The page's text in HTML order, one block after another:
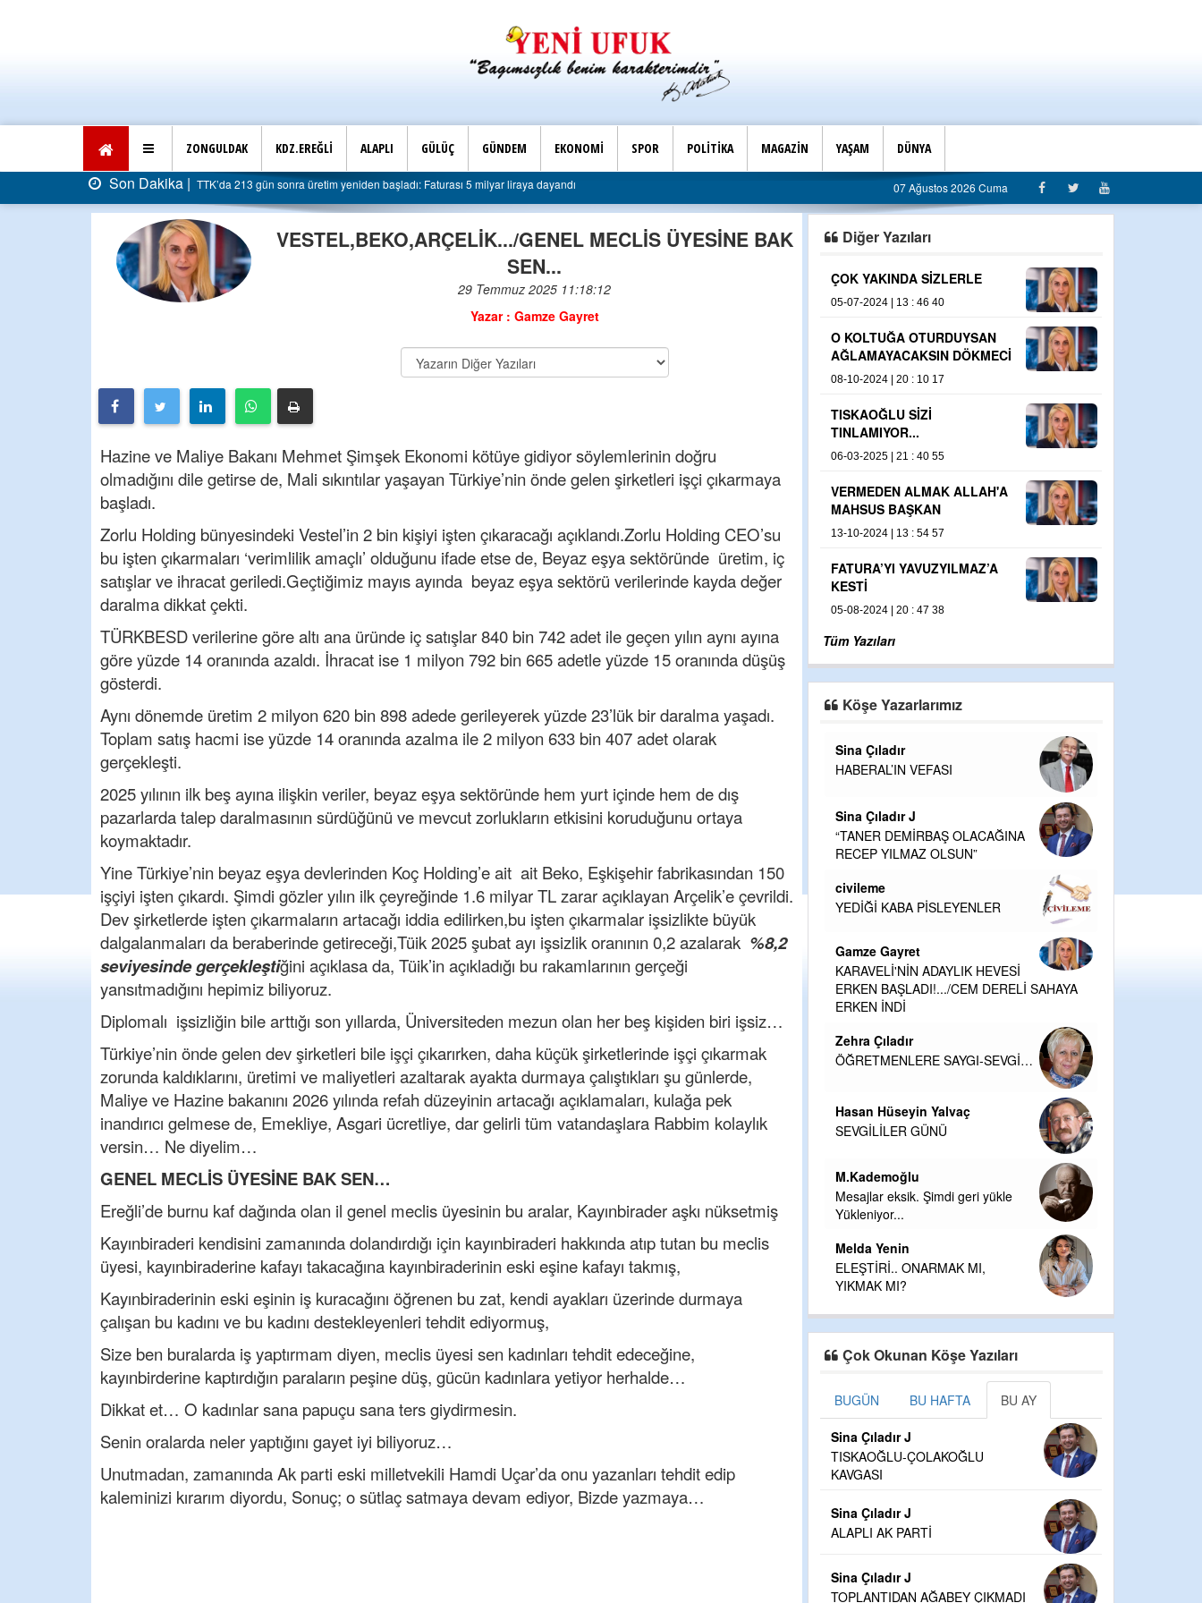
ZONGULDAK KDZ.EREĞLİ ALAPLI GÜLÜÇ GÜNDEM EKONOMİ SPOR POLİTİKA MAGAZİN YAŞAM DÜNYA
Son Dakika | TTK’da 213 gün sonra üretim yeniden başladı: Faturası 5 milyar liraya dayandı 07 Ağustos 2026 Cuma
VESTEL,BEKO,ARÇELİK.../GENEL MECLİS ÜYESİNE BAK
SEN...
29 Temmuz 2025 11:18:12
Yazar : Gamze Gayret
Hazine ve Maliye Bakanı Mehmet Şimşek Ekonomi kötüye gidiyor söylemlerinin doğru
olmadığını dile getirse de, Mali sıkıntılar yaşayan Türkiye’nin önde gelen şirketleri işçi çıkarmaya
başladı.
Zorlu Holding bünyesindeki Vestel’in 2 bin kişiyi işten çıkaracağı açıklandı.Zorlu Holding CEO’su
bu işten çıkarmaları ‘verimlilik amaçlı’ olduğunu ifade etse de, Beyaz eşya sektöründe üretim, iç
satışlar ve ihracat geriledi.Geçtiğimiz mayıs ayında beyaz eşya sektörü verilerinde kayda değer
daralma dikkat çekti.
TÜRKBESD verilerine göre altı ana üründe iç satışlar 840 bin 742 adet ile geçen yılın aynı ayına
göre yüzde 14 oranında azaldı. İhracat ise 1 milyon 792 bin 665 adetle yüzde 15 oranında düşüş
gösterdi.
Aynı dönemde üretim 2 milyon 620 bin 898 adede gerileyerek yüzde 23’lük bir daralma yaşadı.
Toplam satış hacmi ise yüzde 14 oranında azalma ile 2 milyon 633 bin 407 adet olarak
gerçekleşti.
2025 yılının ilk beş ayına ilişkin veriler, beyaz eşya sektöründe hem yurt içinde hem de dış
pazarlarda talep daralmasının sürdüğünü ve mevcut zorlukların etkisini koruduğunu ortaya
koymaktadır.
Yine Türkiye’nin beyaz eşya devlerinden Koç Holding’e ait ait Beko, Eşkişehir fabrikasından 150
işçiyi işten çıkardı. Şimdi gözler yılın ilk çeyreğinde 1.6 milyar TL zarar açıklayan Arçelik’e çevrildi.
Dev şirketlerde işten çıkarmaların artacağı iddia edilirken,bu işten çıkarmalar işsizlikte büyük
dalgalanmaları da beraberinde getireceği,Tüik 2025 şubat ayı işsizlik oranının 0,2 azalarak %8,2
seviyesinde gerçekleştiğini açıklasa da, Tüik’in açıkladığı bu rakamlarının gerçeği
yansıtmadığını hepimiz biliyoruz.
Diplomalı işsizliğin bile arttığı son yıllarda, Üniversiteden mezun olan her beş kişiden biri işsiz…
Türkiye’nin önde gelen dev şirketleri bile işçi çıkarırken, daha küçük şirketlerinde işçi çıkarmak
zorunda kaldıklarını, üretimi ve maliyetleri azaltarak ayakta durmaya çalıştıkları şu günlerde,
Maliye ve Hazine bakanını 2026 yılında refah düzeyinin artacağı açıklamaları, kulağa pek
inandırıcı gelmese de, Emekliye, Asgari ücretliye, dar gelirli tüm vatandaşlara Rabbim kolaylık
versin… Ne diyelim…
GENEL MECLİS ÜYESİNE BAK SEN…
Ereğli’de burnu kaf dağında olan il genel meclis üyesinin bu aralar, Kayınbirader aşkı nüksetmiş
Kayınbiraderi kendisini zamanında dolandırdığı için kayınbiraderi hakkında atıp tutan bu meclis
üyesi, kayınbiraderine kafayı takacağına kayınbiraderinin eski eşine kafayı takmış,
Kayınbiraderinin eski eşinin iş kuracağını öğrenen bu zat, kendi ayakları üzerinde durmaya
çalışan bu kadını ve bu kadını destekleyenleri tehdit ediyormuş,
Size ben buralarda iş yaptırmam diyen, meclis üyesi sen kadınları tehdit edeceğine,
kayınbirderine kaptırdığın paraların peşine düş, gücün kadınlara yetiyor herhalde…
Dikkat et… O kadınlar sana papuçu sana ters giydirmesin.
Senin oralarda neler yaptığını gayet iyi biliyoruz…
Unutmadan, zamanında Ak parti eski milletvekili Hamdi Uçar’da onu yazanları tehdit edip
kaleminizi kırarım diyordu, Sonuç; o sütlaç satmaya devam ediyor, Bizde yazmaya…
Diğer Yazıları
ÇOK YAKINDA SİZLERLE
O KOLTUĞA OTURDUYSAN
AĞLAMAYACAKSIN DÖKMECİ
06-03-2025 | 21 : 40 55
VERMEDEN ALMAK ALLAH'A
13-10-2024 | 13 : 54 57
FATURA’YI YAVUZYILMAZ’A
KESTİ
YIKILACAK DEDİĞİ SEYİR
GERİ GELMEYEN ULUPINAR
BANKAMATİK TTK’CI VE
TAMAMEN LİYAKAT MESELESİ
15-09-2024 | 15 : 54 37
DOKTORA BU ARALAR AMELİYAT
DEMİŞLER...
BAŞ AKTÖR KOTRA ,YARDIMCI
Tüm Yazıları
Köşe Yazarlarımız
Sina Çıladır
HABERAL’IN VEFASI
Sina Çıladır J
“TANER DEMİRBAŞ OLACAĞINA
RECEP YILMAZ OLSUN”
civileme
YEDİĞİ KABA PİSLEYENLER
Gamze Gayret
KARAVELİ'NİN ADAYLIK HEVESİ
ERKEN BAŞLADI!.../CEM DERELİ SAHAYA
ERKEN İNDİ
Zehra Çıladır
ÖĞRETMENLERE SAYGI-SEVGİ…
Hasan Hüseyin Yalvaç
SEVGİLİLER GÜNÜ
M.Kademoğlu
Mesajlar eksik. Şimdi geri yükle
Yükleniyor...
Melda Yenin
ELEŞTİRİ.. ONARMAK MI,
YIKMAK MI?
Çok Okunan Köşe Yazıları
BUGÜN BU HAFTA BU AY
Sina Çıladır J
TISKAOĞLU-ÇOLAKOĞLU
KAVGASI
Sina Çıladır J
ALAPLI AK PARTİ
Sina Çıladır J
TOPLANTIDAN AĞABEY ÇIKMADI